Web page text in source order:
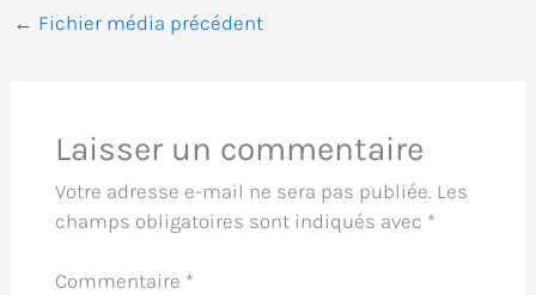
← Fichier média précédent
Laisser un commentaire
Votre adresse e-mail ne sera pas publiée. Les
champs obligatoires sont indiqués avec *
Commentaire *